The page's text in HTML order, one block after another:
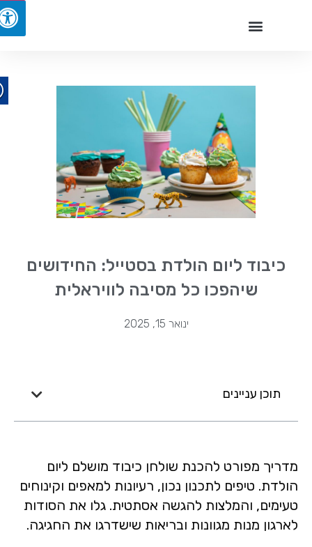
כיבוד ליום הולדת בסטייל: החידושים
שיהפכו כל מסיבה לוויראלית
ינואר 15, 2025
תוכן עניינים
מדריך מפורט להכנת שולחן כיבוד מושלם ליום
הולדת. טיפים לתכנון נכון, רעיונות למאפים וקינוחים
טעימים, והמלצות להגשה אסתטית. גלו את הסודות
לארגון מנות מגוונות ובריאות שישדרגו את החגיגה.